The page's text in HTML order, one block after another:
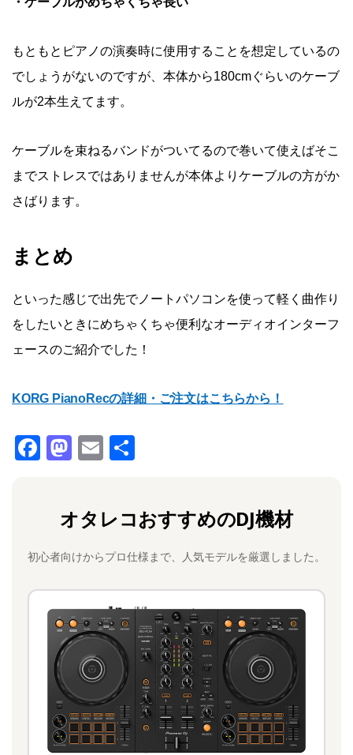
もともとピアノの演奏時に使用することを想定しているの
でしょうがないのですが、本体から180cmぐらいのケーブ
ルが2本生えてます。
ケーブルを束ねるバンドがついてるので巻いて使えばそこ
までストレスではありませんが本体よりケーブルの方がか
さばります。
まとめ
といった感じで出先でノートパソコンを使って軽く曲作り
をしたいときにめちゃくちゃ便利なオーディオインターフ
ェースのご紹介でした！
KORG PianoRecの詳細・ご注文はこちらから！
F
b
o
o
k
M
o
d
o
n
E
l
オタレコおすすめのDJ機材
初心者向けからプロ仕様まで、人気モデルを厳選しました。